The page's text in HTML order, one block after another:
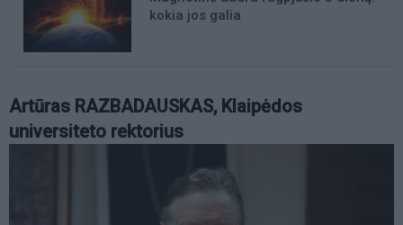
kokia jos galia
Artūras RAZBADAUSKAS, Klaipėdos
universiteto rektorius